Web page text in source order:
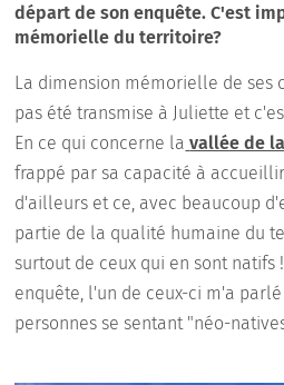
départ de son enquête. C'est
mémorielle du territoire?
La dimension mémorielle de ses
pas été transmise à Juliette et
En ce qui concerne la vallée de
frappé par sa capacité à
d'ailleurs et ce, avec beaucoup
partie de la qualité humaine du
surtout de ceux qui en sont natifs
enquête, l'un de ceux-ci m'a
personnes se sentant "néo-